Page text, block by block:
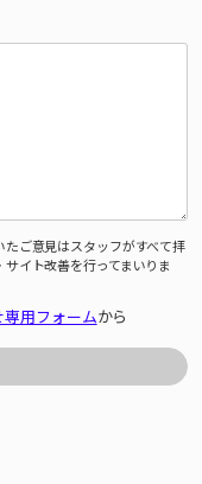
ご意見はスタッフがすべて拝
イト改善を行ってまいりま
専用フォームから